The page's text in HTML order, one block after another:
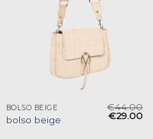
BOLSO BEIGE
bolso beige
€44.00
€29.00